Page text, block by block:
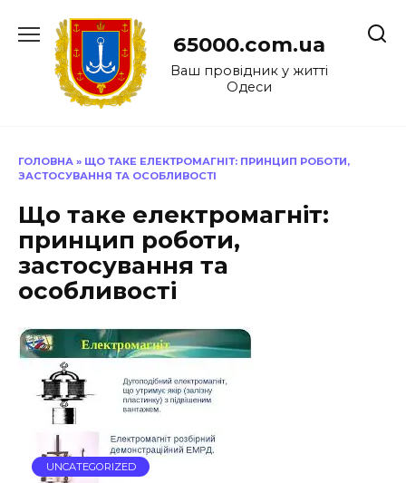
до
65000.com.ua
Ваш провідник у житті
Одеси
ГОЛОВНА » ЩО ТАКЕ ЕЛЕКТРОМАГНІТ: ПРИНЦИП РОБОТИ,
ЗАСТОСУВАННЯ ТА ОСОБЛИВОСТІ
Що таке електромагніт:
принцип роботи,
застосування та
особливості
UNCATEGORIZED